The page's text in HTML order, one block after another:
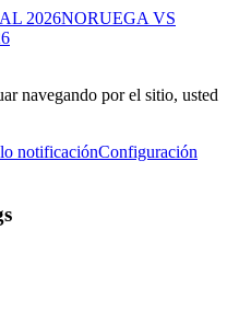
2026NORUEGA VS
navegando por el sitio, usted
notificaciónConfiguración